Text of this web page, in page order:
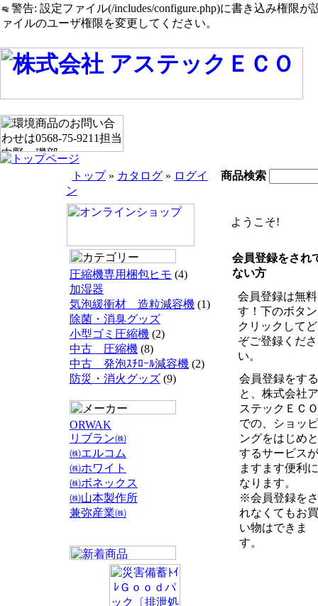
警告: 設定ファイル(/includes/configure.php)に書き込み権限が
ァイルのユーザ権限を変更してください。
トップ» カタログ » ログイ
ン
商品検索
圧縮機専用梱包ヒモ (4)
加湿器
気泡緩衝材 造粒減容機 (1)
除菌・消臭グッズ
小型ゴミ圧縮機 (2)
中古 圧縮機 (8)
中古 発泡ｽﾁﾛｰﾙ減容機 (2)
防災・消火グッズ (9)
ORWAK
リブラン㈱
㈱エルコム
㈱ホワイト
㈱ボネックス
㈱山本製作所
兼弥産業㈱
ようこそ!
会員登録をされ
ない方
会員登録は無
す！下のボタ
クリックして
ぞご登録くださ
い。
会員登録をする
と、株式会社ア
ステックＥＣＯ
での、ショッピ
ングをはじめと
するサービスが
ますます便利に
なります。
※会員登録をさ
れなくてもお買
い物はできま
す。